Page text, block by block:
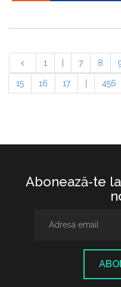
1 7 8
15 16 17 456
Abonează-te